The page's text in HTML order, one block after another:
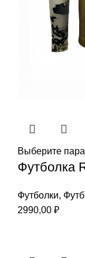
Выберите
Футболка
Футболки,
2990,00 ₽